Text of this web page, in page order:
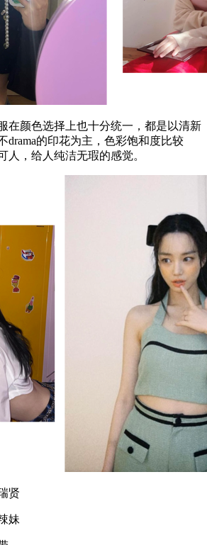
颜色选择上也十分统一，都是以清新
drama的印花为主，色彩饱和度比较
人，给人纯洁无瑕的感觉。
贤
妹